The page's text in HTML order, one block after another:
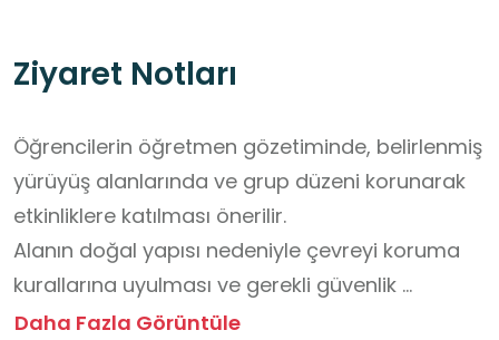
Ziyaret Notları
Öğrencilerin öğretmen gözetiminde, belirlenmiş
yürüyüş alanlarında ve grup düzeni korunarak
etkinliklere katılması önerilir.
Alanın doğal yapısı nedeniyle çevreyi koruma
kurallarına uyulması ve gerekli güvenlik
tedbirlerinin alınması önemlidir.
Daha Fazla Görüntüle